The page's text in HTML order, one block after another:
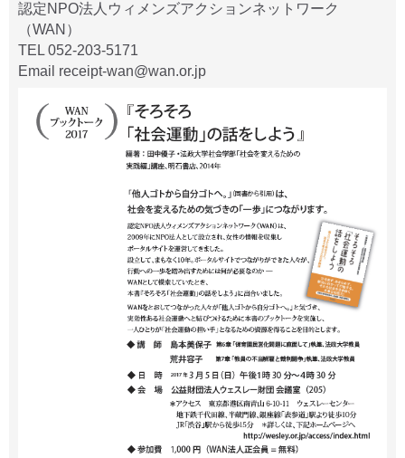
認定NPO法人ウィメンズアクションネットワーク
（WAN）
TEL 052-203-5171
Email receipt-wan@wan.or.jp